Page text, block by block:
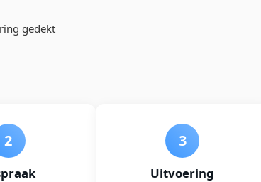
gedekt
2 3
Uitvoering